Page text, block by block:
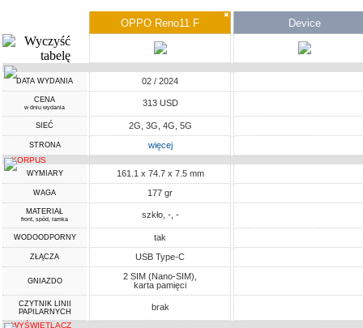
✖
OPPO Reno11 F Device
DATA WYDANIA 02 / 2024
CENA
w dniu wydania 313 USD
SIEĆ 2G, 3G, 4G, 5G
STRONA więcej
KORPUS
WYMIARY 161.1 x 74.7 x 7.5 mm
WAGA 177 gr
MATERIAŁ
front, spód, ramka szkło, -, -
WODOODPORNY tak
ZŁĄCZA USB Type-C
GNIAZDO
2 SIM (Nano-SIM),
karta pamięci
CZYTNIK LINII
PAPILARNYCH
brak
WYŚWIETLACZ